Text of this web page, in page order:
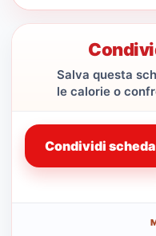
Salva questa
le calorie o
Condividi scheda